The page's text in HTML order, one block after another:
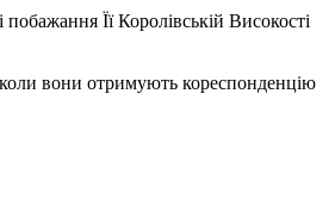
Її Королівській Високості
коли вони отримують кореспонденцію